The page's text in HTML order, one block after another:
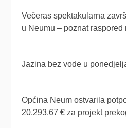
Večeras spektakularna
u Neumu – poznat raspored
Jazina bez vode u
Općina Neum ostvarila
20,293.67 € za projekt